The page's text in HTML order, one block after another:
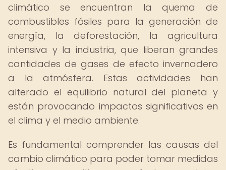
climático se encuentran la quema de
combustibles fósiles para la generación de
energía, la deforestación, la agricultura
intensiva y la industria, que liberan grandes
cantidades de gases de efecto invernadero
a la atmósfera. Estas actividades han
alterado el equilibrio natural del planeta y
están provocando impactos significativos en
el clima y el medio ambiente.
Es fundamental comprender las causas del
cambio climático para poder tomar medidas